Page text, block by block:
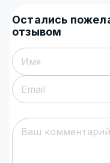
Остались
отзывом